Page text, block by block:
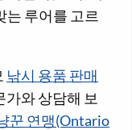
는 루어를 고르
낚시 용품 판매
와 상담해 보
꾼 연맹(Ontario